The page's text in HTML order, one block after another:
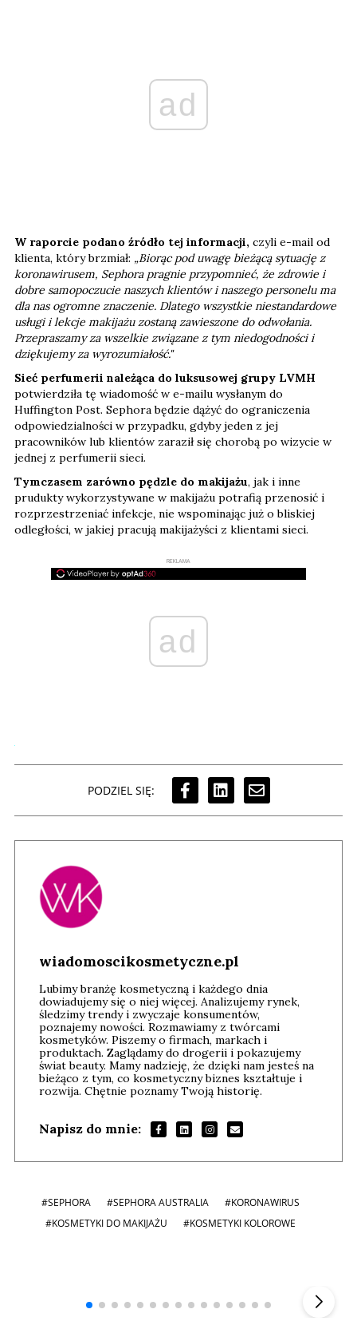
ad
W raporcie podano źródło tej informacji, czyli e-mail od
klienta, który brzmiał: „Biorąc pod uwagę bieżącą sytuację z
koronawirusem, Sephora pragnie przypomnieć, że zdrowie i
dobre samopoczucie naszych klientów i naszego personelu ma
dla nas ogromne znaczenie. Dlatego wszystkie niestandardowe
usługi i lekcje makijażu zostaną zawieszone do odwołania.
Przepraszamy za wszelkie związane z tym niedogodności i
dziękujemy za wyrozumiałość."
Sieć perfumerii należąca do luksusowej grupy LVMH
potwierdziła tę wiadomość w e-mailu wysłanym do
Huffington Post. Sephora będzie dążyć do ograniczenia
odpowiedzialności w przypadku, gdyby jeden z jej
pracowników lub klientów zaraził się chorobą po wizycie w
jednej z perfumerii sieci.
Tymczasem zarówno pędzle do makijażu, jak i inne
prudukty wykorzystywane w makijażu potrafią przenosić i
rozprzestrzeniać infekcje, nie wspominając już o bliskiej
odległości, w jakiej pracują makijażyści z klientami sieci.
REKLAMA
ad
PODZIEL SIĘ:
wiadomoscikosmetyczne.pl
Lubimy branżę kosmetyczną i każdego dnia
dowiadujemy się o niej więcej. Analizujemy rynek,
śledzimy trendy i zwyczaje konsumentów,
poznajemy nowości. Rozmawiamy z twórcami
kosmetyków. Piszemy o firmach, markach i
produktach. Zaglądamy do drogerii i pokazujemy
świat beauty. Mamy nadzieję, że dzięki nam jesteś na
bieżąco z tym, co kosmetyczny biznes kształtuje i
rozwija. Chętnie poznamy Twoją historię.
Napisz do mnie:
#SEPHORA #SEPHORA AUSTRALIA
#KORONAWIRUS
#KOSMETYKI DO MAKIJAŻU
#KOSMETYKI KOLOROWE